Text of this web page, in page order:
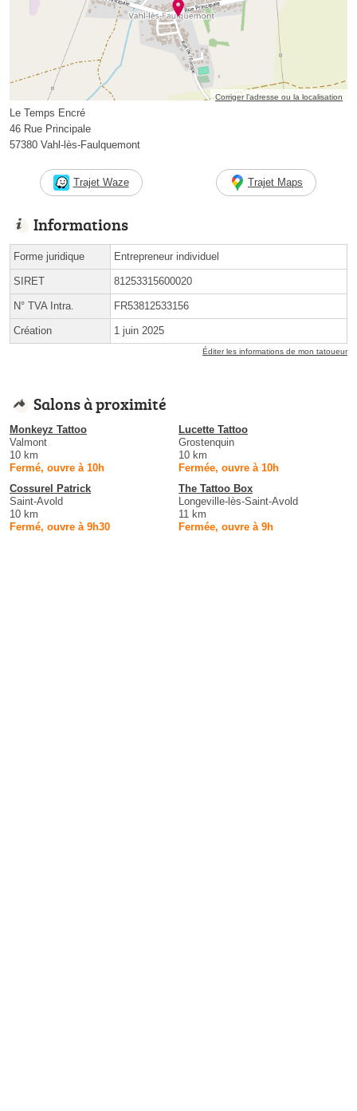
Corriger l’adresse ou la localisation
Le Temps Encré
46 Rue Principale
57380 Vahl-lès-Faulquemont
Trajet Waze Trajet Maps
Informations
Forme juridique Entrepreneur individuel
SIRET 81253315600020
N° TVA Intra. FR53812533156
Création 1 juin 2025
Éditer les informations de mon tatoueur
Salons à proximité
Monkeyz Tattoo
Valmont
10 km
Fermé, ouvre à 10h
Lucette Tattoo
Grostenquin
10 km
Fermée, ouvre à 10h
Cossurel Patrick
Saint-Avold
10 km
Fermé, ouvre à 9h30
The Tattoo Box
Longeville-lès-Saint-Avold
11 km
Fermée, ouvre à 9h